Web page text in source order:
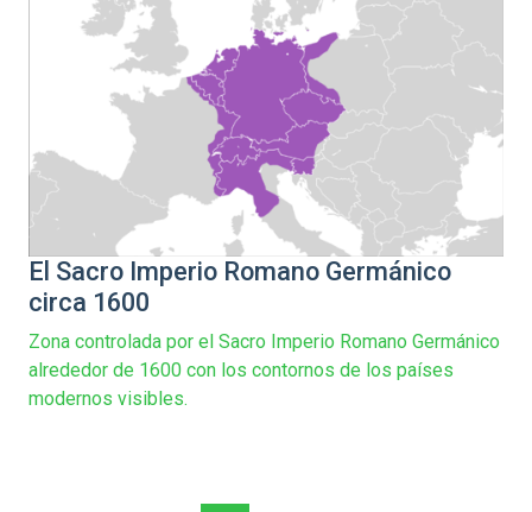
El Sacro Imperio Romano Germánico
circa 1600
Zona controlada por el Sacro Imperio Romano Germánico
alrededor de 1600 con los contornos de los países
modernos visibles.